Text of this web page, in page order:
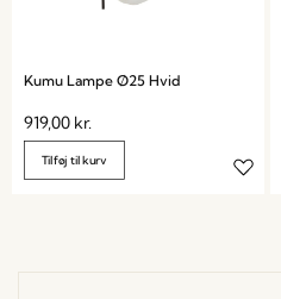
Kumu Lampe Ø25 Hvid
919,00 kr.
Tilføj til kurv